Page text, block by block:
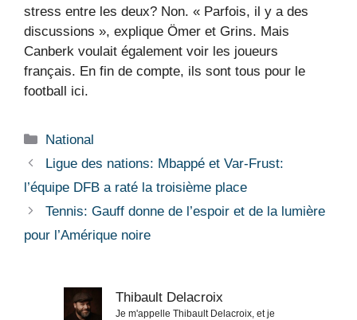
stress entre les deux? Non. « Parfois, il y a des
discussions », explique Ömer et Grins. Mais
Canberk voulait également voir les joueurs
français. En fin de compte, ils sont tous pour le
football ici.
Catégories
National
Ligue des nations: Mbappé et Var-Frust:
l’équipe DFB a raté la troisième place
Tennis: Gauff donne de l’espoir et de la lumière
pour l’Amérique noire
Thibault Delacroix
Je m'appelle Thibault Delacroix, et je